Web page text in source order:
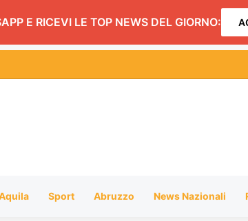
E RICEVI LE TOP NEWS DEL GIORNO:
già secchi” FOTO
Sport Abruzzo News Nazionali